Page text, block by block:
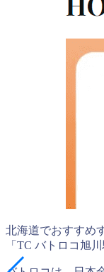
北海道でおすすめ
「TC バトロコ旭